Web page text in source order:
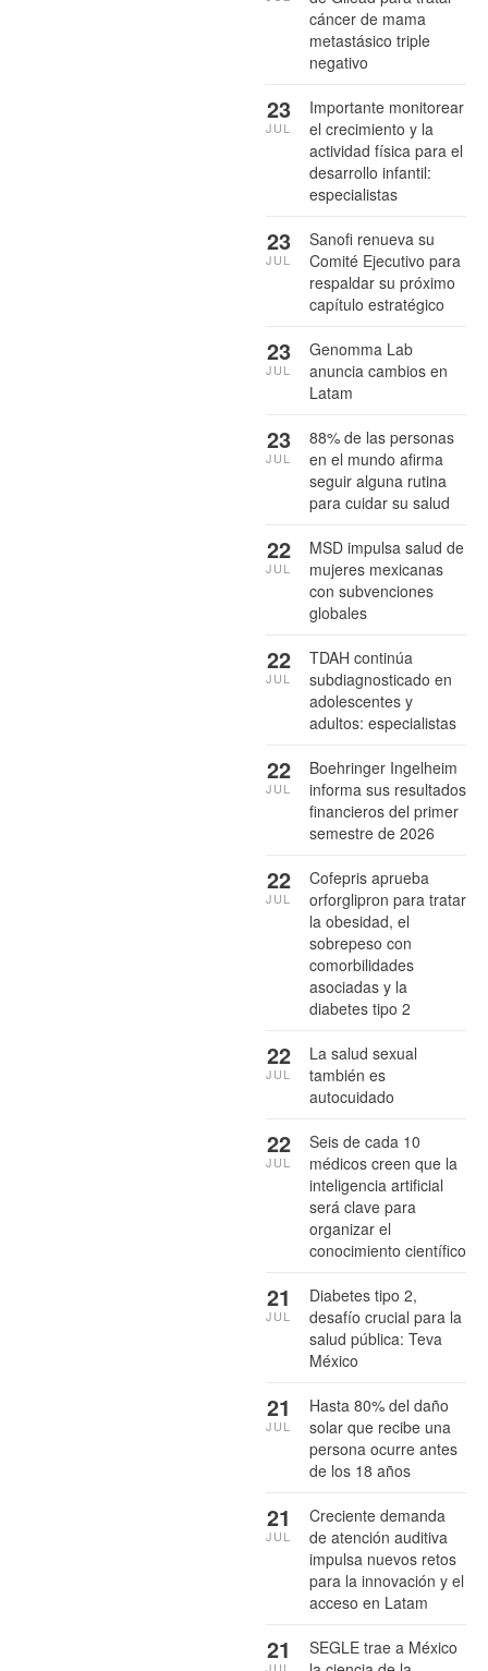
cáncer de mama
metastásico triple
negativo
Importante monitorear
el crecimiento y la
actividad física para el
desarrollo infantil:
especialistas
23
JUL
Sanofi renueva su
Comité Ejecutivo para
respaldar su próximo
capítulo estratégico
23
JUL
Genomma Lab
anuncia cambios en
Latam
23
JUL
88% de las personas
en el mundo afirma
seguir alguna rutina
para cuidar su salud
23
JUL
MSD impulsa salud de
mujeres mexicanas
con subvenciones
globales
22
JUL
TDAH continúa
subdiagnosticado en
adolescentes y
adultos: especialistas
22
JUL
Boehringer Ingelheim
informa sus resultados
financieros del primer
semestre de 2026
22
JUL
Cofepris aprueba
orforglipron para tratar
la obesidad, el
sobrepeso con
comorbilidades
asociadas y la
diabetes tipo 2
22
JUL
La salud sexual
también es
autocuidado
22
JUL
Seis de cada 10
médicos creen que la
inteligencia artificial
será clave para
organizar el
conocimiento científico
22
JUL
Diabetes tipo 2,
desafío crucial para la
salud pública: Teva
México
21
JUL
Hasta 80% del daño
solar que recibe una
persona ocurre antes
de los 18 años
21
JUL
Creciente demanda
de atención auditiva
impulsa nuevos retos
para la innovación y el
acceso en Latam
21
JUL
SEGLE trae a México
21